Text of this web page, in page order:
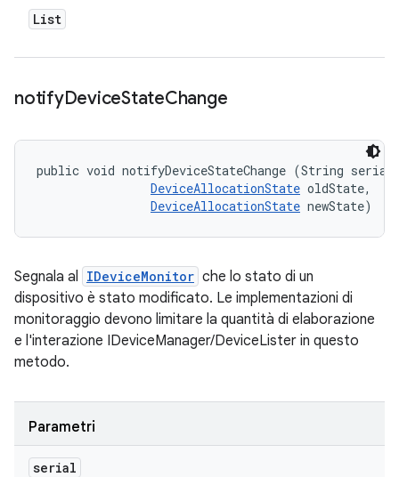
List
notifyDeviceStateChange
public void notifyDeviceStateChange (String
DeviceAllocationState oldState,
DeviceAllocationState newState)
Segnala al IDeviceMonitor che lo stato di un
dispositivo è stato modificato. Le implementazioni di
monitoraggio devono limitare la quantità di elaborazione
e l'interazione IDeviceManager/DeviceLister in questo
metodo.
Parametri
serial